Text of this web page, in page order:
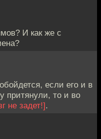
И как же с
если его и в
притянули, то и во
не задет!].